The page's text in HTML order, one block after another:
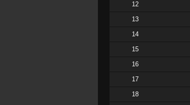
12
13
14
15
16
17
18